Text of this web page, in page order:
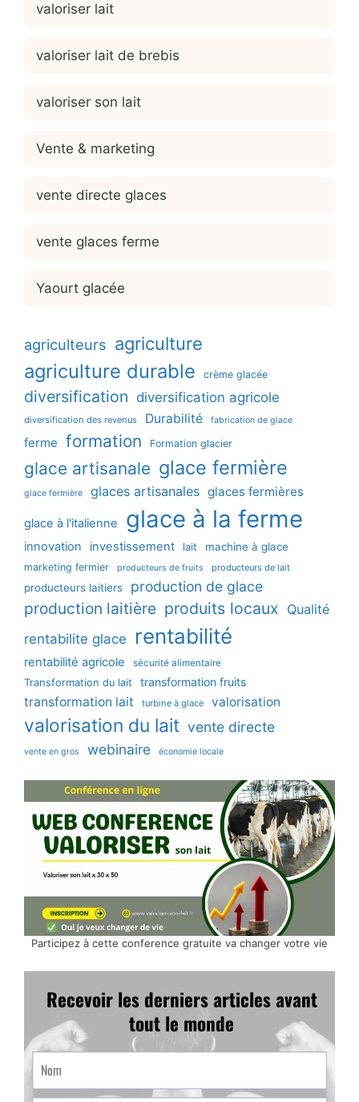
valoriser lait
valoriser lait de brebis
valoriser son lait
Vente & marketing
vente directe glaces
vente glaces ferme
Yaourt glacée
agriculteurs agriculture
agriculture durable crème glacée
diversification diversification agricole
diversification des revenus Durabilité fabrication de glace
ferme formation Formation glacier
glace artisanale glace fermière
glace fermière glaces artisanales glaces fermières
glace à l'italienne glace à la ferme
innovation investissement lait machine à glace
marketing fermier producteurs de fruits producteurs de lait
producteurs laitiers production de glace
production laitière produits locaux Qualité
rentabilite glace
rentabilité
rentabilité agricole sécurité alimentaire
Transformation du lait transformation fruits
transformation lait turbine à glace valorisation
valorisation du lait vente directe
vente en gros webinaire économie locale
Participez à cette conference gratuite va changer votre vie